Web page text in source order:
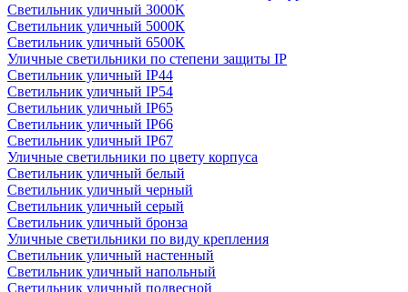
Cветильник уличный 3000К
Cветильник уличный 5000К
Cветильник уличный 6500К
Уличные светильники по степени защиты IP
Светильник уличный IP44
Светильник уличный IP54
Светильник уличный IP65
Светильник уличный IP66
Светильник уличный IP67
Уличные светильники по цвету корпуса
Светильник уличный белый
Светильник уличный черный
Светильник уличный серый
Светильник уличный бронза
Уличные светильники по виду крепления
Светильник уличный настенный
Светильник уличный напольный
Светильник уличный подвесной